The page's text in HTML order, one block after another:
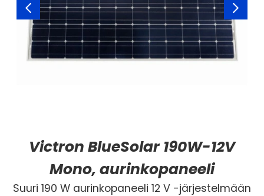
Victron BlueSolar 190W-12V
Mono, aurinkopaneeli
Suuri 190 W aurinkopaneeli 12 V -järjestelmään